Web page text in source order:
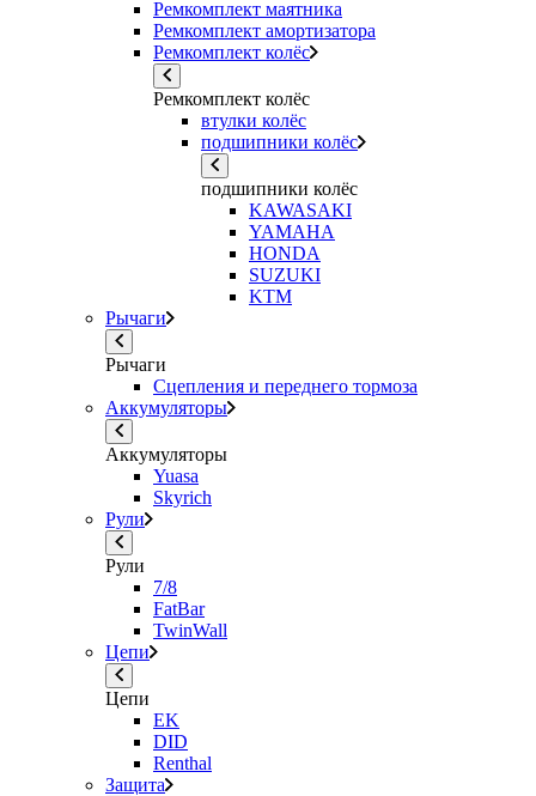
Ремкомплект маятника
Ремкомплект амортизатора
Ремкомплект колёс
Ремкомплект колёс
втулки колёс
подшипники колёс
подшипники колёс
KAWASAKI
YAMAHA
HONDA
SUZUKI
KTM
Рычаги
Рычаги
Сцепления и переднего тормоза
Аккумуляторы
Аккумуляторы
Yuasa
Skyrich
Рули
Рули
7/8
FatBar
TwinWall
Цепи
Цепи
EK
DID
Renthal
Защита